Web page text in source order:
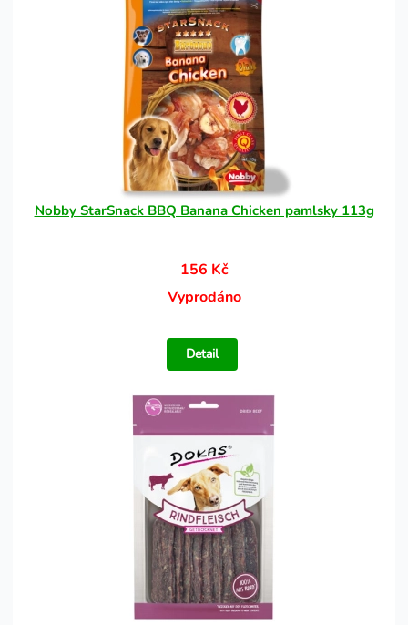
Nobby StarSnack BBQ Banana Chicken pamlsky 113g
156 Kč
Vyprodáno
Detail